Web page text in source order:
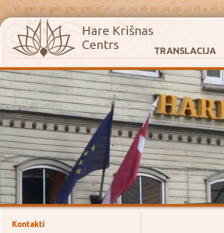
Hare Krišnas
Centrs
TRANSLACIJA
Kontakti